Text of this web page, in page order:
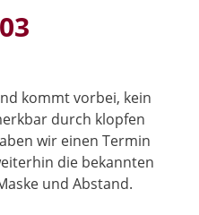
kommt vorbei, kein
durch klopfen
wir einen Termin
die bekannten
und Abstand.